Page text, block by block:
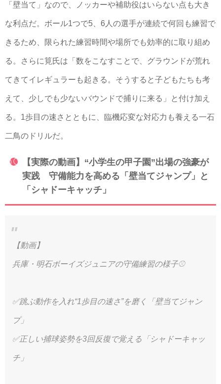
「壁当て」なので、ノッカーや補助役はいらない点も大き
な利点だ。ボール1つで5、6人の選手が連続で何回も練習で
きるため、限られた練習時間や場所でも効率的に取り組め
る。さらに筧氏は「数をこなすことで、グラウンドが荒れ
てきてイレギュラーも起きる。そうすると子どもたちも考
えて、少しでも少ないバウンドで捕りに来る」と付け加え
る。1歩目の速さとともに、臨機応変な対応力も養える一石
二鳥のドリルだ。
【実際の動画】“小学生の甲子園”出場の強豪が
実践 守備能力を高める「壁当てジャンプ」と
「シャドーキャッチ」
【動画】
兵庫・明石ボーイズジュニアの守備練習の様子⚾️
✅跳ぶ動作を入れ“1歩目の速さ”を磨く「壁当てジャン
プ」
✅正しい捕球姿勢を3回反復で覚える「シャドーキャッ
チ」